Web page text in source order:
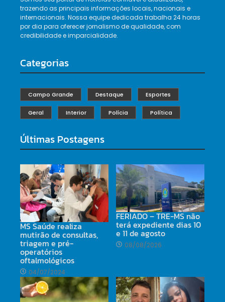
trazendo as principais informações locais, nacionais e
internacionais. Nossa equipe dedicada trabalha 24 horas
por dia para oferecer jornalismo de qualidade, com
credibilidade e imparcialidade.
Categorias
Campo Grande Destaque Esportes
Geral Interior Polícia Política
Últimas Postagens
MS Saúde realiza
mutirão de consultas,
triagem e pré-
operatórios
oftalmológicos
04/07/2024
FERIADO – TRE-MS não
terá expediente dias 10
e 11 de agosto
08/08/2026